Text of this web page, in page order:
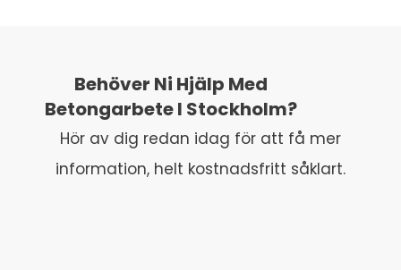
Behöver Ni Hjälp Med
Betongarbete I Stockholm?
Hör av dig redan idag för att få mer
information, helt kostnadsfritt såklart.